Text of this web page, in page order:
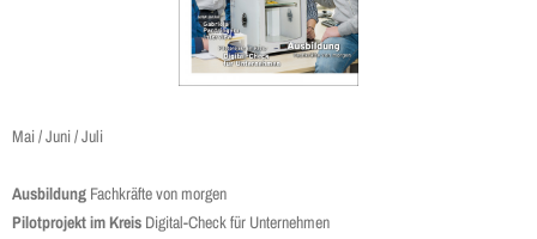
Mai / Juni / Juli
Ausbildung Fachkräfte von morgen
Pilotprojekt im Kreis Digital-Check für Unternehmen